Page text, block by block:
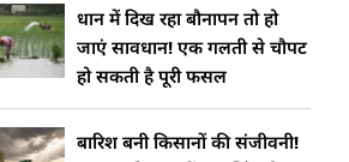
धान में दिख रहा बौनापन तो हो
जाएं सावधान! एक गलती से चौपट
हो सकती है पूरी फसल
बारिश बनी किसानों की संजीवनी!